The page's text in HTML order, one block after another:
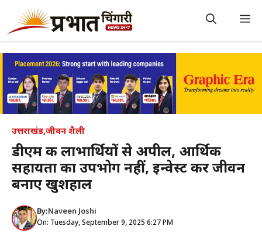
content
उत्तराखंड,जीवन शैली
डीएम की लाभार्थियों से अपील, आर्थिक
सहायता का उपभोग नहीं, इन्वेस्ट कर जीवन
बनाए खुशहाल
By:Naveen Joshi
On: Tuesday, September 9, 2025 6:27 PM